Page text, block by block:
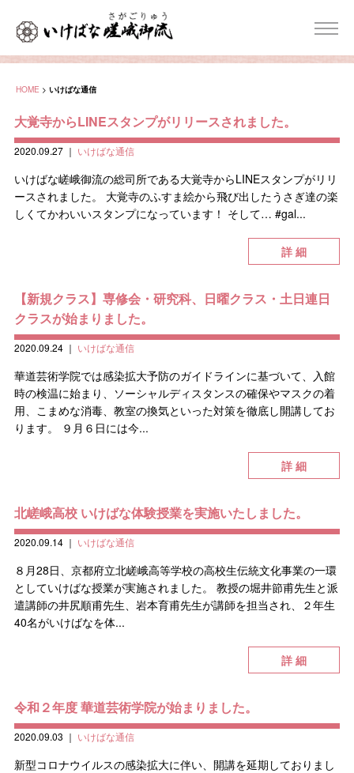
HOME > いけばな通信
大覚寺からLINEスタンプがリリースされました。
2020.09.27｜ いけばな通信
いけばな嵯峨御流の総司所である大覚寺からLINEスタンプがリリ
ースされました。 大覚寺のふすま絵から飛び出したうさぎ達の楽
しくてかわいいスタンプになっています！ そして… #gal...
詳 細
【新規クラス】専修会・研究科、日曜クラス・土日連日
クラスが始まりました。
2020.09.24｜ いけばな通信
華道芸術学院では感染拡大予防のガイドラインに基づいて、入館
時の検温に始まり、ソーシャルディスタンスの確保やマスクの着
用、こまめな消毒、教室の換気といった対策を徹底し開講してお
ります。 ９月６日には今...
詳 細
北嵯峨高校 いけばな体験授業を実施いたしました。
2020.09.14｜ いけばな通信
８月28日、京都府立北嵯峨高等学校の高校生伝統文化事業の一環
としていけばな授業が実施されました。 教授の堀井節甫先生と派
遣講師の井尻順甫先生、岩本育甫先生が講師を担当され、２年生
40名がいけばなを体...
詳 細
令和２年度 華道芸術学院が始まりました。
2020.09.03 ｜ いけばな通信
新型コロナウイルスの感染拡大に伴い、開講を延期しておりまし